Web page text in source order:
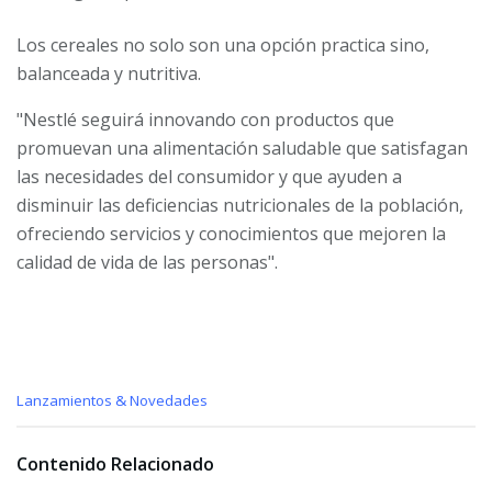
Los cereales no solo son una opción practica sino,
balanceada y nutritiva.
"Nestlé seguirá innovando con productos que
promuevan una alimentación saludable que satisfagan
las necesidades del consumidor y que ayuden a
disminuir las deficiencias nutricionales de la población,
ofreciendo servicios y conocimientos que mejoren la
calidad de vida de las personas".
C
e
Lanzamientos & Novedades
Contenido Relacionado